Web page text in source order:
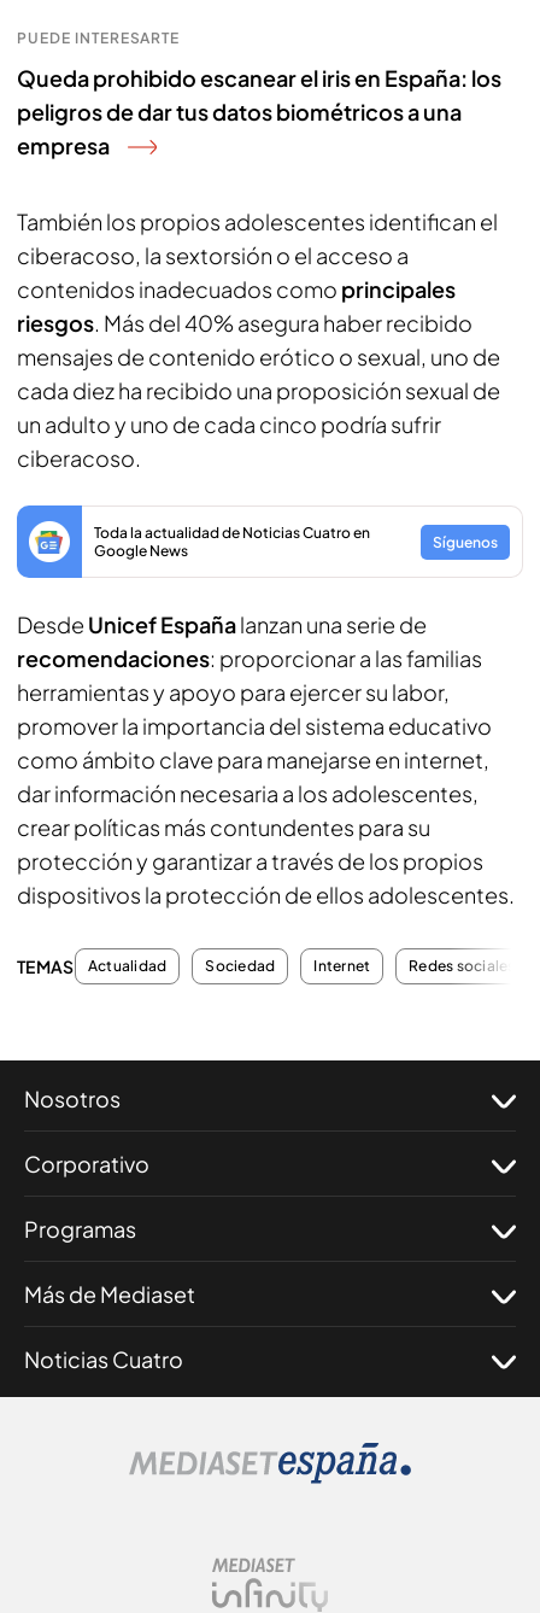
PUEDE INTERESARTE
Queda prohibido escanear el iris en España: los
peligros de dar tus datos biométricos a una
empresa
También los propios adolescentes identifican el
ciberacoso, la sextorsión o el acceso a
contenidos inadecuados como principales
riesgos. Más del 40% asegura haber recibido
mensajes de contenido erótico o sexual, uno de
cada diez ha recibido una proposición sexual de
un adulto y uno de cada cinco podría sufrir
ciberacoso.
Toda la actualidad de Noticias Cuatro en
Google News
Síguenos
Desde Unicef Españalanzan una serie de
recomendaciones: proporcionar a las familias
herramientas y apoyo para ejercer su labor,
promover la importancia del sistema educativo
como ámbito clave para manejarse en internet,
dar información necesaria a los adolescentes,
crear políticas más contundentes para su
protección y garantizar a través de los propios
dispositivos la protección de ellos adolescentes.
TEMAS Actualidad Sociedad Internet Redes sociales
Nosotros
Corporativo
Programas
Más de Mediaset
Noticias Cuatro